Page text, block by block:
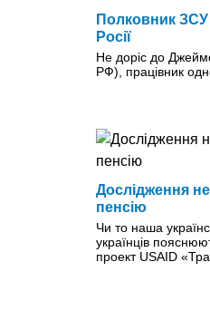
Полковник ЗСУ
Росії
Не доріс до
РФ), працівник
Дослідження
пенсію
Чи то наша
українців
проект USAID